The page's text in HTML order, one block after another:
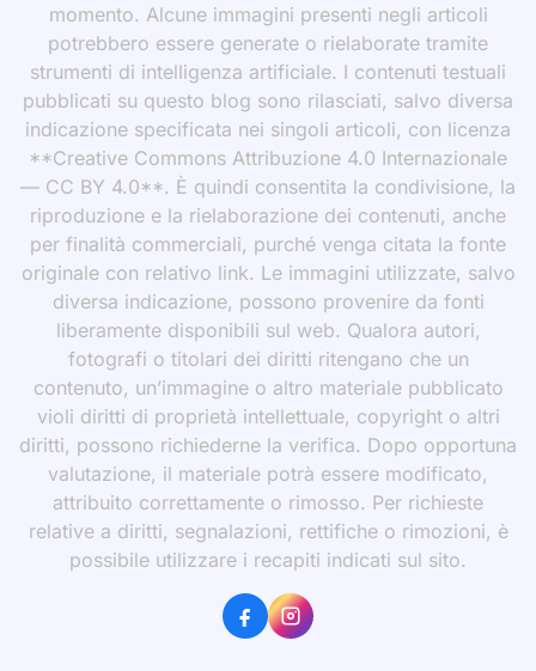
momento. Alcune immagini presenti negli articoli
potrebbero essere generate o rielaborate tramite
strumenti di intelligenza artificiale. I contenuti testuali
pubblicati su questo blog sono rilasciati, salvo diversa
indicazione specificata nei singoli articoli, con licenza
**Creative Commons Attribuzione 4.0 Internazionale
— CC BY 4.0**. È quindi consentita la condivisione, la
riproduzione e la rielaborazione dei contenuti, anche
per finalità commerciali, purché venga citata la fonte
originale con relativo link. Le immagini utilizzate, salvo
diversa indicazione, possono provenire da fonti
liberamente disponibili sul web. Qualora autori,
fotografi o titolari dei diritti ritengano che un
contenuto, un’immagine o altro materiale pubblicato
violi diritti di proprietà intellettuale, copyright o altri
diritti, possono richiederne la verifica. Dopo opportuna
valutazione, il materiale potrà essere modificato,
attribuito correttamente o rimosso. Per richieste
relative a diritti, segnalazioni, rettifiche o rimozioni, è
possibile utilizzare i recapiti indicati sul sito.